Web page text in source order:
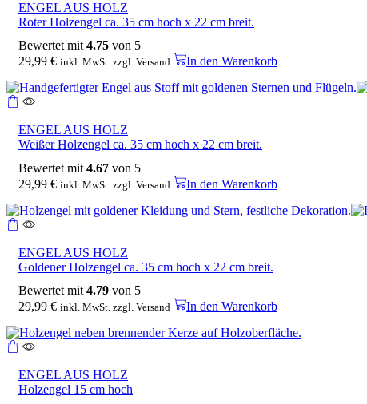
ENGEL AUS HOLZ
Roter Holzengel ca. 35 cm hoch x 22 cm breit.
Bewertet mit4.75 von 5
29,99 € inkl. MwSt. zzgl. Versand In den Warenkorb
ENGEL AUS HOLZ
Weißer Holzengel ca. 35 cm hoch x 22 cm breit.
Bewertet mit 4.67 von 5
29,99 € inkl. MwSt. zzgl. Versand In den Warenkorb
ENGEL AUS HOLZ
Goldener Holzengel ca. 35 cm hoch x 22 cm breit.
Bewertet mit 4.79 von 5
29,99 € inkl. MwSt. zzgl. Versand In den Warenkorb
ENGEL AUS HOLZ
Holzengel 15 cm hoch